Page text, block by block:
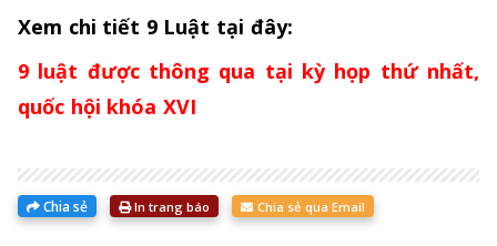
Xem chi tiết 9 Luật tại đây:
9 luật được thông qua tại kỳ họp thứ nhất,
quốc hội khóa XVI
Chia sẻ In trang báo Chia sẻ qua Email